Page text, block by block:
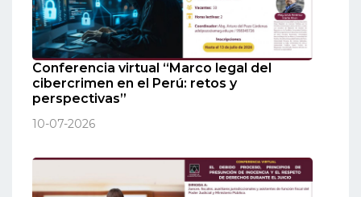
Conferencia virtual “Marco legal del
cibercrimen en el Perú: retos y
perspectivas”
10-07-2026